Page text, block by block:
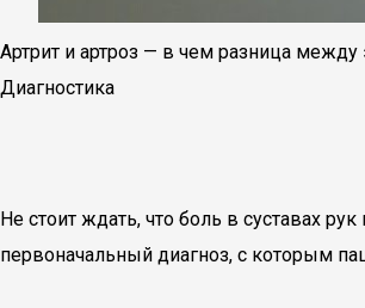
Артрит и артроз — в чем разница
Диагностика
Не стоит ждать, что боль в суставах
первоначальный диагноз, с которым